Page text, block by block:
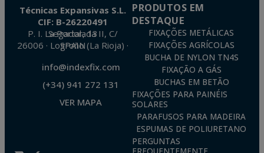
Técnicas Expansivas S.L.
CIF: B-26220491
P. I. La Portalada II, C/ Segador, 13
26006 · Logroño (La Rioja) · SPAIN
info@indexfix.com
(+34) 941 272 131
VER MAPA
PRODUTOS EM
DESTAQUE
FIXAÇÕES METÁLICAS
FIXAÇÕES AGRÍCOLAS
BUCHA DE NYLON TN4S
FIXAÇÃO A GÁS
BUCHAS EM BETÃO
FIXAÇÕES PARA PAINÉIS
SOLARES
PARAFUSOS PARA MADEIRA
ESPUMAS DE POLIURETANO
PERGUNTAS